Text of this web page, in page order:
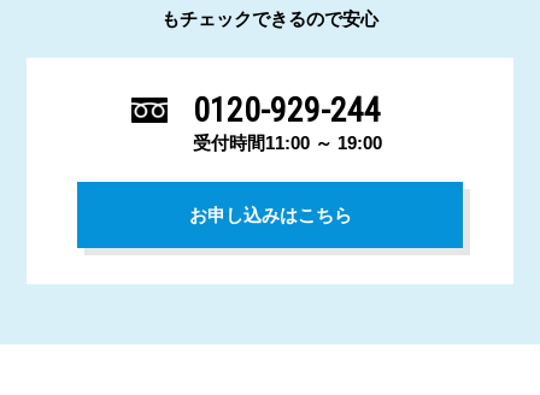
もチェックできるので安心
0120-929-244
受付時間11:00 ～ 19:00
お申し込みはこちら